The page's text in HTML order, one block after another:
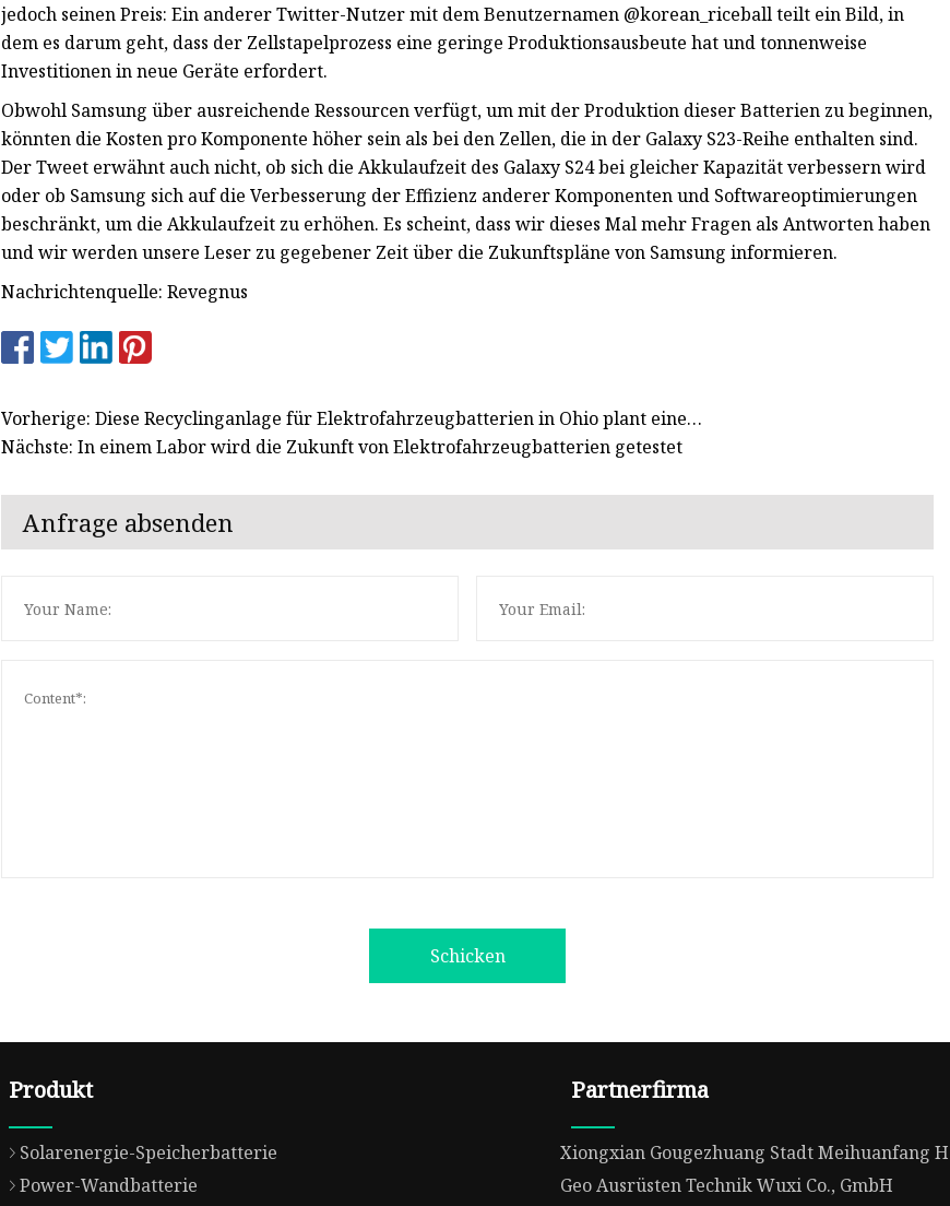
jedoch seinen Preis: Ein anderer Twitter-Nutzer mit dem Benutzernamen @korean_riceball teilt ein Bild, in
dem es darum geht, dass der Zellstapelprozess eine geringe Produktionsausbeute hat und tonnenweise
Investitionen in neue Geräte erfordert.
Obwohl Samsung über ausreichende Ressourcen verfügt, um mit der Produktion dieser Batterien zu beginnen,
könnten die Kosten pro Komponente höher sein als bei den Zellen, die in der Galaxy S23-Reihe enthalten sind.
Der Tweet erwähnt auch nicht, ob sich die Akkulaufzeit des Galaxy S24 bei gleicher Kapazität verbessern wird
oder ob Samsung sich auf die Verbesserung der Effizienz anderer Komponenten und Softwareoptimierungen
beschränkt, um die Akkulaufzeit zu erhöhen. Es scheint, dass wir dieses Mal mehr Fragen als Antworten haben
und wir werden unsere Leser zu gegebener Zeit über die Zukunftspläne von Samsung informieren.
Nachrichtenquelle: Revegnus
Vorherige: Diese Recyclinganlage für Elektrofahrzeugbatterien in Ohio plant eine…
Nächste: In einem Labor wird die Zukunft von Elektrofahrzeugbatterien getestet
Anfrage absenden
Schicken
Produkt
Solarenergie-Speicherbatterie
Power-Wandbatterie
Partnerfirma
Xiongxian Gougezhuang Stadt Meihuanfang
Geo Ausrüsten Technik Wuxi Co., GmbH